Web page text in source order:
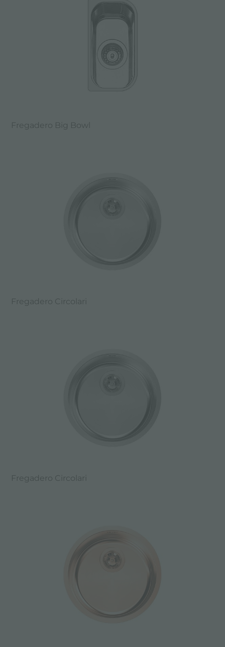
Fregadero Big Bowl
Fregadero Circolari
Fregadero Circolari